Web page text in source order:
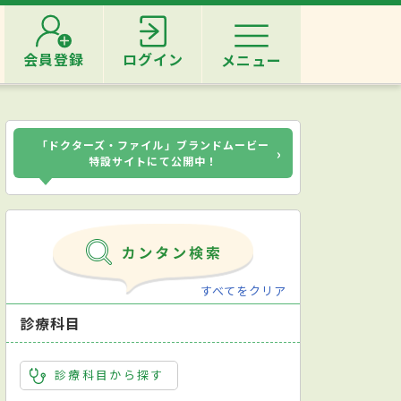
会員登録 ログイン メニュー
「ドクターズ・ファイル」ブランドムービー
特設サイトにて公開中！
›
すべてをクリア
診療科目
診療科目から探す